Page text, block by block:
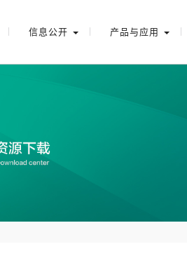
信息公开 产品与应用